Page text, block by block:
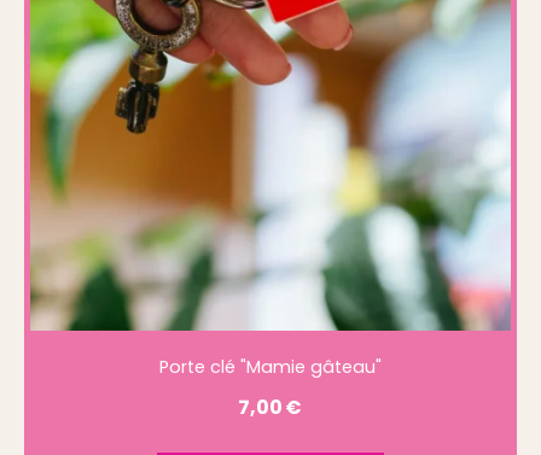
Porte clé "Mamie gâteau"
7,00€